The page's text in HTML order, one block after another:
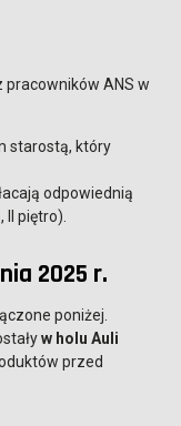
ANS w
starostą, który
odpowiednią
piętro).
2025 r.
poniżej.
w holu Auli
przed